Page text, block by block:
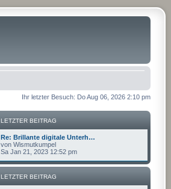
Ihr letzter Besuch: Do Aug 06, 2026 2:10 pm
LETZTER BEITRAG
Re: Brillante digitale Unterh…
vonWismutkumpel
Sa Jan 21, 2023 12:52 pm
LETZTER BEITRAG